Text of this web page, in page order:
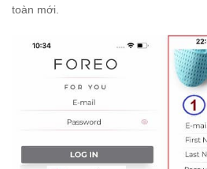
toàn mới.